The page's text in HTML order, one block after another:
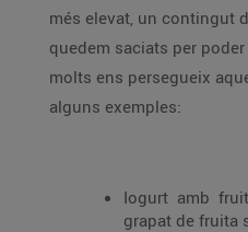
més elevat, un contingut
quedem saciats per
molts ens persegueix
alguns exemples:
Iogurt amb
grapat de fruita